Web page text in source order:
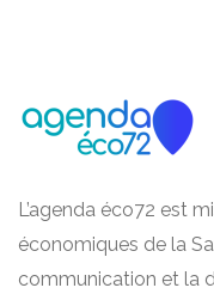
L’agenda éco72 est
économiques de la
communication et la